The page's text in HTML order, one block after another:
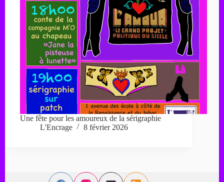
Une fête pour les amoureux de la sérigraphie
L'Encrage
8 février 2026